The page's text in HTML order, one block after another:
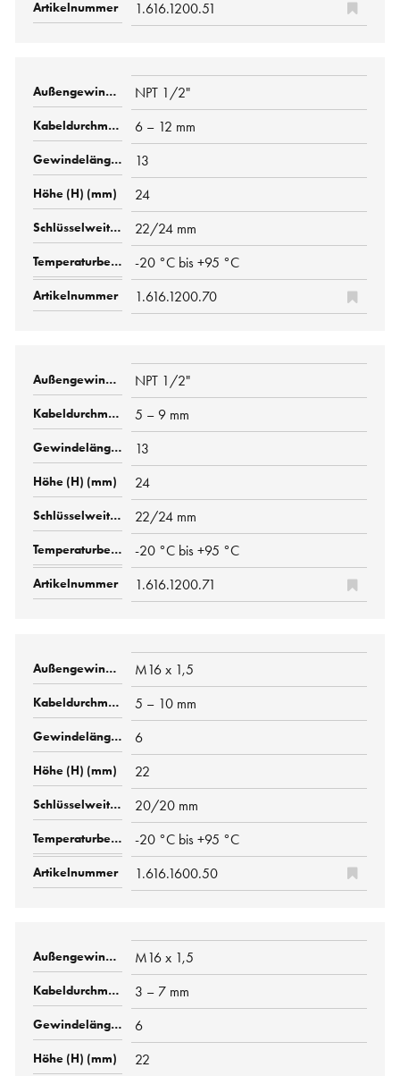
1.616.1200.51
NPT 1/2"
6 – 12 mm
13
24
22/24 mm
-20 °C bis +95 °C
1.616.1200.70
NPT 1/2"
5 – 9 mm
13
24
22/24 mm
-20 °C bis +95 °C
1.616.1200.71
M16 x 1,5
5 – 10 mm
6
22
20/20 mm
-20 °C bis +95 °C
1.616.1600.50
M16 x 1,5
3 – 7 mm
6
22